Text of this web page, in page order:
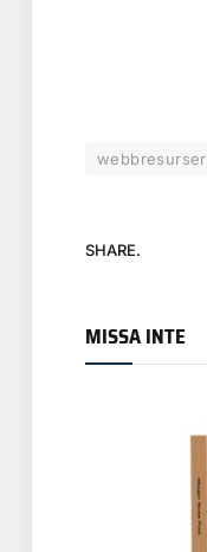
webbresurser
SHARE.
MISSA INTE